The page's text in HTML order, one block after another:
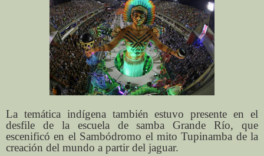
La temática indígena también estuvo presente en el
desfile de la escuela de samba Grande Río, que
escenificó en el Sambódromo el mito Tupinamba de la
creación del mundo a partir del jaguar.